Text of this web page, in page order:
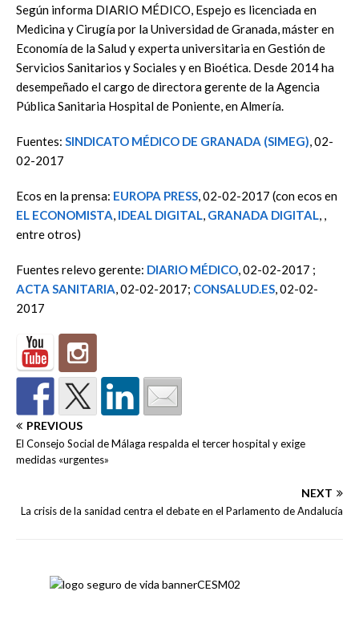
Según informa DIARIO MÉDICO, Espejo es licenciada en
Medicina y Cirugía por la Universidad de Granada, máster en
Economía de la Salud y experta universitaria en Gestión de
Servicios Sanitarios y Sociales y en Bioética. Desde 2014 ha
desempeñado el cargo de directora gerente de la Agencia
Pública Sanitaria Hospital de Poniente, en Almería.
Fuentes: SINDICATO MÉDICO DE GRANADA (SIMEG), 02-
02-2017
Ecos en la prensa: EUROPA PRESS, 02-02-2017 (con ecos en
EL ECONOMISTA, IDEAL DIGITAL, GRANADA DIGITAL, ,
entre otros)
Fuentes relevo gerente: DIARIO MÉDICO, 02-02-2017 ;
ACTA SANITARIA, 02-02-2017; CONSALUD.ES, 02-02-
2017
PREVIOUS
El Consejo Social de Málaga respalda el tercer hospital y exige
medidas «urgentes»
NEXT
La crisis de la sanidad centra el debate en el Parlamento de Andalucía